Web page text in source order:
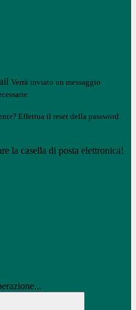
Verrà inviato un messaggio
Effettua il reset della password
la casella di posta elettronica!